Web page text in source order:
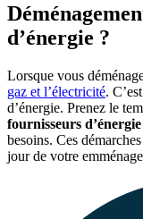
d’énergie ?
Lorsque vous
gaz et l’électricité.
d’énergie. Prenez le
fournisseurs d’énergie
besoins. Ces
jour de votre